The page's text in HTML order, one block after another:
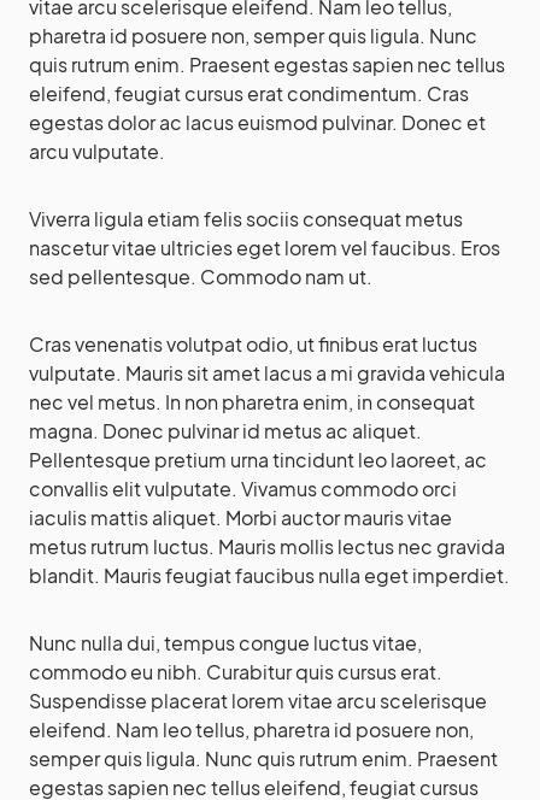
vitae arcu scelerisque eleifend. Nam leo tellus,
pharetra id posuere non, semper quis ligula. Nunc
quis rutrum enim. Praesent egestas sapien nec tellus
eleifend, feugiat cursus erat condimentum. Cras
egestas dolor ac lacus euismod pulvinar. Donec et
arcu vulputate.
Viverra ligula etiam felis sociis consequat metus
nascetur vitae ultricies eget lorem vel faucibus. Eros
sed pellentesque. Commodo nam ut.
Cras venenatis volutpat odio, ut finibus erat luctus
vulputate. Mauris sit amet lacus a mi gravida vehicula
nec vel metus. In non pharetra enim, in consequat
magna. Donec pulvinar id metus ac aliquet.
Pellentesque pretium urna tincidunt leo laoreet, ac
convallis elit vulputate. Vivamus commodo orci
iaculis mattis aliquet. Morbi auctor mauris vitae
metus rutrum luctus. Mauris mollis lectus nec gravida
blandit. Mauris feugiat faucibus nulla eget imperdiet.
Nunc nulla dui, tempus congue luctus vitae,
commodo eu nibh. Curabitur quis cursus erat.
Suspendisse placerat lorem vitae arcu scelerisque
eleifend. Nam leo tellus, pharetra id posuere non,
semper quis ligula. Nunc quis rutrum enim. Praesent
egestas sapien nec tellus eleifend, feugiat cursus